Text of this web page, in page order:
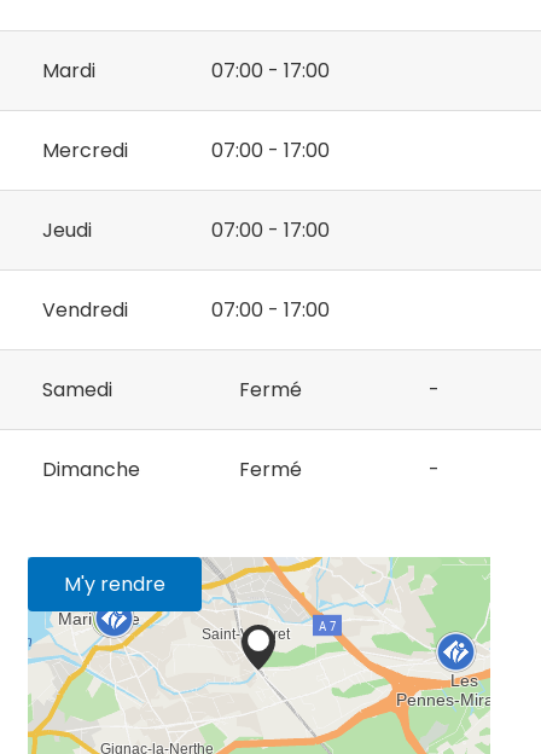
Mardi 07:00 - 17:00
Mercredi 07:00 - 17:00
Jeudi 07:00 - 17:00
Vendredi 07:00 - 17:00
Samedi Fermé -
Dimanche Fermé -
M'y rendre